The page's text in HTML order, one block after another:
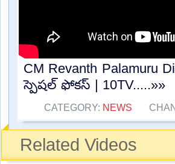
CM Revanth
స్పెషల్ ఫోకస్ | 10TV.....»»
CATEGORY: NEWS
Related Videos